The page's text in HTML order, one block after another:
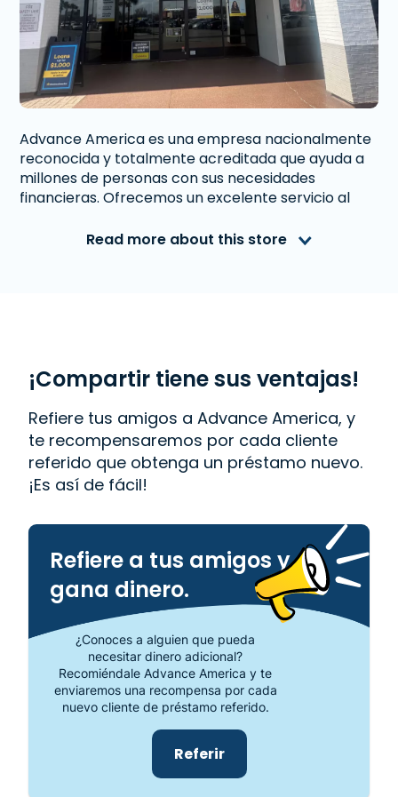
Advance America es una empresa nacionalmente
reconocida y totalmente acreditada que ayuda a
millones de personas con sus necesidades
financieras. Ofrecemos un excelente servicio al
necesitan dinero inmediato. Con nosotros obtener
visita tu sucursal más cercana en 619 W. 23rd
Street, Panama City, FL 32405.
Read more about this store
¡Compartir tiene sus ventajas!
Refiere tus amigos a Advance America, y
te recompensaremos por cada cliente
referido que obtenga un préstamo nuevo.
¡Es así de fácil!
Refiere a tus amigos y
gana dinero.
¿Conoces a alguien que pueda
necesitar dinero adicional?
Recomiéndale Advance America y te
enviaremos una recompensa por cada
nuevo cliente de préstamo referido.
Referir